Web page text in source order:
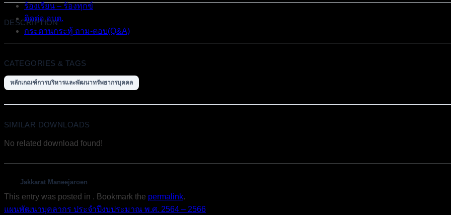
ร้องเรียน – ร้องทุกข์
ติดต่อ อบต.
กระดานกระทู้ ถาม-ตอบ(Q&A)
DESCRIPTION
CATEGORIES & TAGS
หลักเกณฑ์การบริหารและพัฒนาทรัพยากรบุคคล
SIMILAR DOWNLOADS
No related download found!
Jakkarat Maneejaroen
This entry was posted in . Bookmark the permalink.
แผนพัฒนาบุคลากร ประจำปีงบประมาณ พ.ศ. 2564 – 2566